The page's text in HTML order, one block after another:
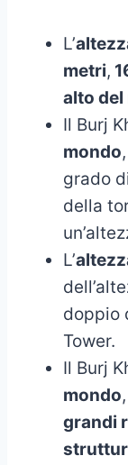
L’
metri,
alto del
Il Burj
mondo
grado
della
L’
doppio
Tower.
Il Burj
mondo
grandi